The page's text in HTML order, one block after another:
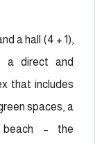
a hall (4 + 1),
a direct and
that includes
spaces, a
– the